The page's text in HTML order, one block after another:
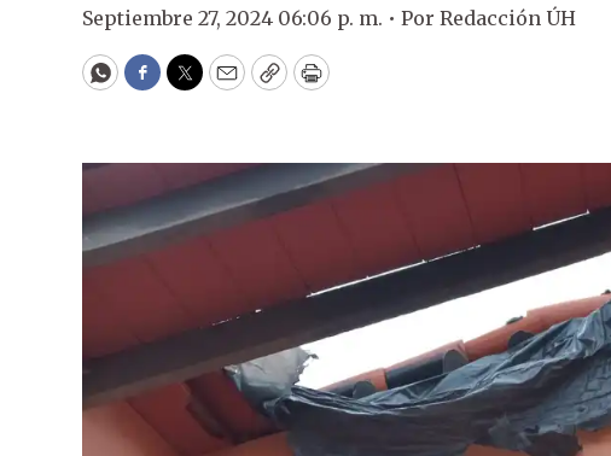
Septiembre 27, 2024 06:06 p. m. • Por Redacción ÚH
WhatsApp
Facebook
Twitter
EmailCopyPrint